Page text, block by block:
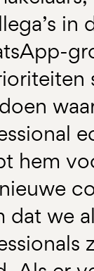
hem
dat we